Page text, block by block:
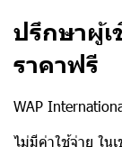
ปรึกษาผู้เ
ราคาฟรี
WAP
ไม่มีค่าใช้จ่าย ใ